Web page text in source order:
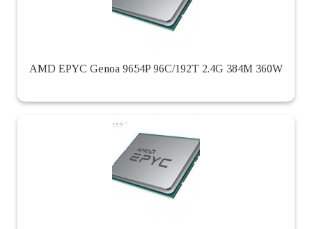
AMD EPYC Genoa 9654P 96C/192T 2.4G 384M 360W